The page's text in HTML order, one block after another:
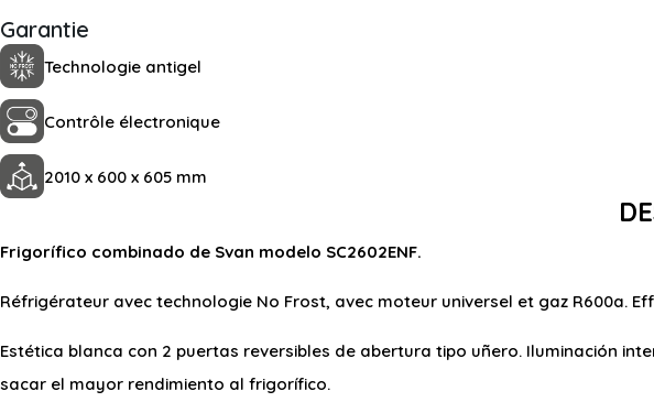
Garantie
Technologie antigel
Contrôle électronique
2010 x 600 x 605 mm
Frigorífico combinado de Svan modelo SC2602ENF.
Réfrigérateur avec technologie No Frost, avec moteur universel et gaz R600a.
Estética blanca con 2 puertas reversibles de abertura tipo uñero. Iluminación
sacar el mayor rendimiento al frigorífico.